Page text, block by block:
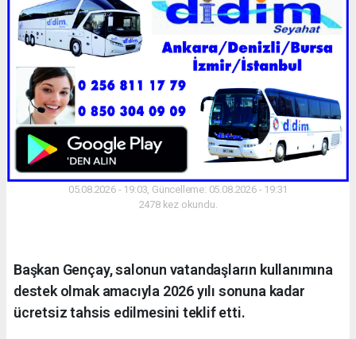
05.08.2026 - 19:03, Güncelleme: 05.08.2026 - 19:31
2478 kez okundu.
Başkan Gençay, salonun vatandaşların kullanımına
destek olmak amacıyla 2026 yılı sonuna kadar
ücretsiz tahsis edilmesini teklif etti.